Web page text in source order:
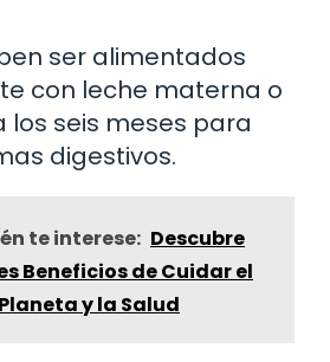
ser alimentados
con leche materna o
seis meses para
digestivos.
te interese: Descubre
Beneficios de Cuidar el
y la Salud